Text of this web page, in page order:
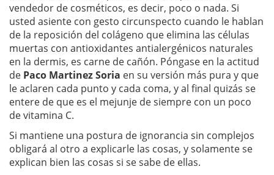
vendedor de cosméticos, es decir, poco o nada. Si
usted asiente con gesto circunspecto cuando le hablan
de la reposición del colágeno que elimina las células
muertas con antioxidantes antialergénicos naturales
en la dermis, es carne de cañón. Póngase en la actitud
de Paco Martinez Soria en su versión más pura y que
le aclaren cada punto y cada coma, y al final quizás se
entere de que es el mejunje de siempre con un poco
de vitamina C.
Si mantiene una postura de ignorancia sin complejos
obligará al otro a explicarle las cosas, y solamente se
explican bien las cosas si se sabe de ellas.